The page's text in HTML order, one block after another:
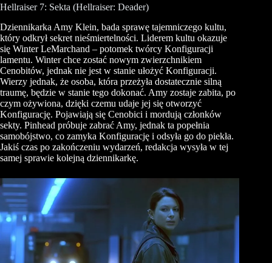
Hellraiser 7: Sekta (Hellraiser: Deader)
Dziennikarka Amy Klein, bada sprawę tajemniczego kultu,
który odkrył sekret nieśmiertelności. Liderem kultu okazuje
się Winter LeMarchand – potomek twórcy Konfiguracji
lamentu. Winter chce zostać nowym zwierzchnikiem
Cenobitów, jednak nie jest w stanie ułożyć Konfiguracji.
Wierzy jednak, że osoba, która przeżyła dostatecznie silną
traumę, będzie w stanie tego dokonać. Amy zostaje zabita, po
czym ożywiona, dzięki czemu udaje jej się otworzyć
Konfigurację. Pojawiają się Cenobici i mordują członków
sekty. Pinhead próbuje zabrać Amy, jednak ta popełnia
samobójstwo, co zamyka Konfigurację i odsyła go do piekła.
Jakiś czas po zakończeniu wydarzeń, redakcja wysyła w tej
samej sprawie kolejną dziennikarkę.